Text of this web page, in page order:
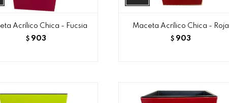
Acrílico Chica - Fucsia
$ 903
Maceta Acrílico Chica - Roja
$ 903